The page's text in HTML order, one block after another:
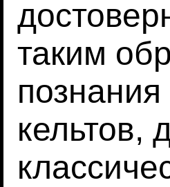
таким
кельтов,